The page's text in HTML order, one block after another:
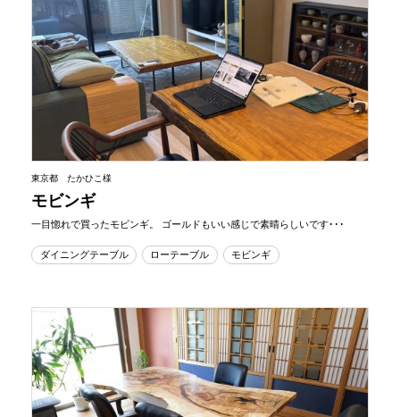
東京都 たかひこ様
モビンギ
一目惚れで買ったモビンギ。 ゴールドもいい感じで素晴らしいです･･･
ダイニングテーブル ローテーブル モビンギ